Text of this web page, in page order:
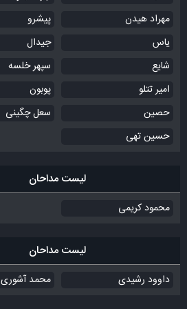
مهراد هیدن
پیشرو
یاس
جیدال
شایع
سپهر خلسه
امیر تتلو
پوبون
حصین
سعل چگینی
حسین تهی
لیست مداحان
محمود کریمی
لیست مداحان
داوود رشیدی محمد آشوری